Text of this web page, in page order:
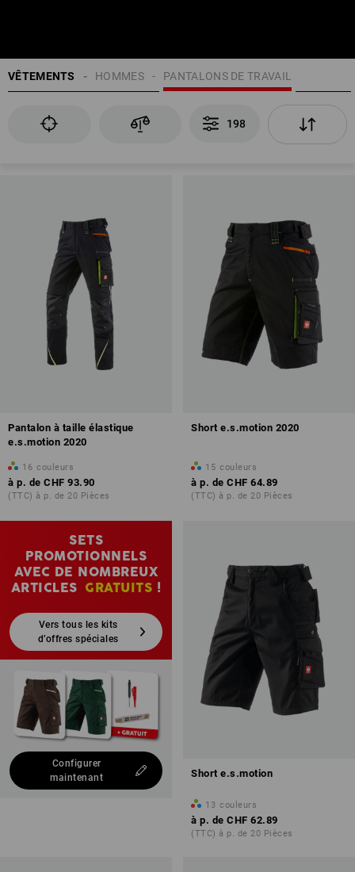
VÊTEMENTS PANTALONS DE TRAVAIL
HOMMES
198
Pantalon à taille élastique
e.s.motion 2020
16 couleurs
à p. de CHF 93.90
(TTC) à p. de 20 Pièces
Short e.s.motion 2020
15 couleurs
à p. de CHF 64.89
(TTC) à p. de 20 Pièces
SETS
PROMOTIONNELS
AVEC DE NOMBREUX
ARTICLES GRATUITS !
Vers tous les kits
d’offres spéciales
Configurer
maintenant
Short e.s.motion
13 couleurs
à p. de CHF 62.89
(TTC) à p. de 20 Pièces